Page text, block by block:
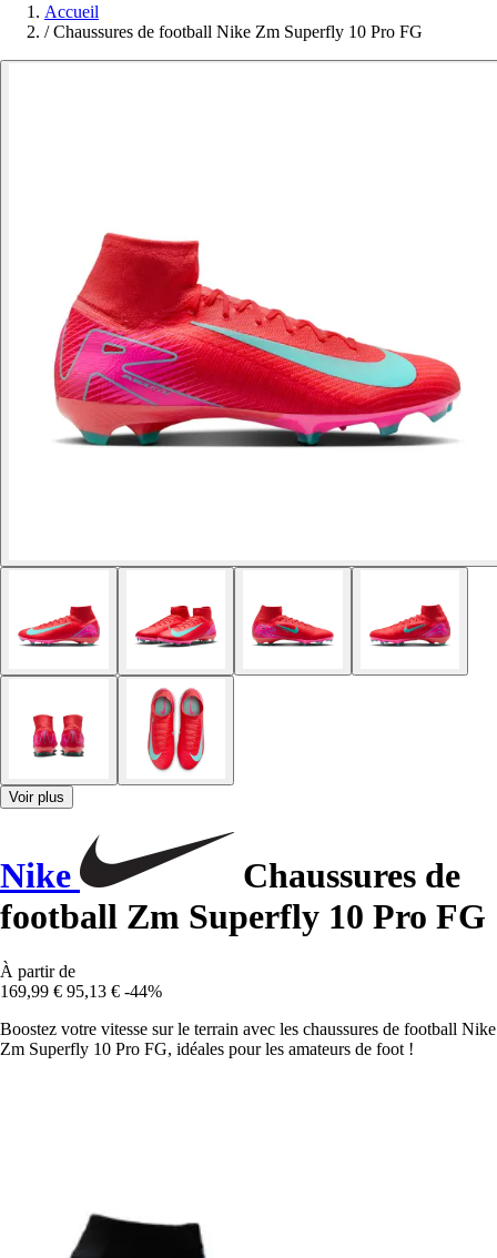
Accueil
/ Chaussures de football Nike Zm Superfly 10 Pro FG
Voir plus
Nike
Chaussures de
football Zm Superfly 10 Pro FG
À partir de
169,99 € 95,13 € -44%
Boostez votre vitesse sur le terrain avec les chaussures de football Nike
Zm Superfly 10 Pro FG, idéales pour les amateurs de foot !